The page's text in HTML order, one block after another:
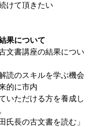
けて頂きたい
果について
文書講座の結果につい
読のスキルを学ぶ機会
的に市内
いただける方を養成し
氏長の古文書を読む」